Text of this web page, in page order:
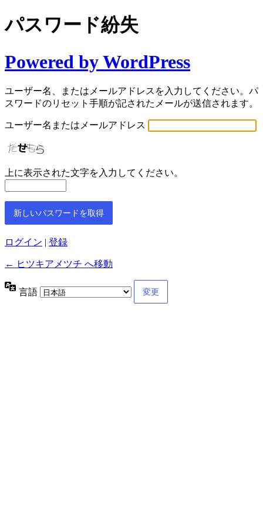
パスワード紛失
Powered by WordPress
ユーザー名、またはメールアドレスを入力してください。パ
スワードのリセット手順が記されたメールが送信されます。
ユーザー名またはメールアドレス
上に表示された文字を入力してください。
ログイン | 登録
← ヒツキアメツチ へ移動
言語